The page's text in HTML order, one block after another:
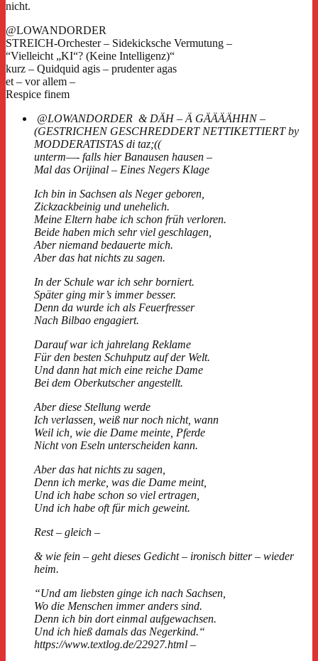
nicht.
@LOWANDORDER
STREICH-Orchester – Sidekicksche Vermutung –
“Vielleicht „KI“? (Keine Intelligenz)“
kurz – Quidquid agis – prudenter agas
et – vor allem –
Respice finem
@LOWANDORDER & DÄH – Ä GÄÄÄÄHHN –
(GESTRICHEN GESCHREDDERT NETTIKETTIERT by
MODDERATISTAS di taz;((
unterm—- falls hier Banausen hausen –
Mal das Orijinal – Eines Negers Klage
Ich bin in Sachsen als Neger geboren,
Zickzackbeinig und unehelich.
Meine Eltern habe ich schon früh verloren.
Beide haben mich sehr viel geschlagen,
Aber niemand bedauerte mich.
Aber das hat nichts zu sagen.
In der Schule war ich sehr borniert.
Später ging mir’s immer besser.
Denn da wurde ich als Feuerfresser
Nach Bilbao engagiert.
Darauf war ich jahrelang Reklame
Für den besten Schuhputz auf der Welt.
Und dann hat mich eine reiche Dame
Bei dem Oberkutscher angestellt.
Aber diese Stellung werde
Ich verlassen, weiß nur noch nicht, wann
Weil ich, wie die Dame meinte, Pferde
Nicht von Eseln unterscheiden kann.
Aber das hat nichts zu sagen,
Denn ich merke, was die Dame meint,
Und ich habe schon so viel ertragen,
Und ich habe oft für mich geweint.
Rest – gleich –
& wie fein – geht dieses Gedicht – ironisch bitter – wieder
heim.
“Und am liebsten ginge ich nach Sachsen,
Wo die Menschen immer anders sind.
Denn ich bin dort einmal aufgewachsen.
Und ich hieß damals das Negerkind.“
https://www.textlog.de/22927.html –